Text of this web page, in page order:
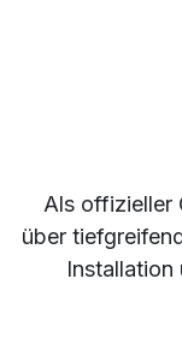
Als offizieller
über